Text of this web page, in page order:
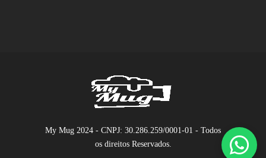
My Mug 2024 - CNPJ: 30.286.259/0001-01 - Todos
os direitos Reservados.